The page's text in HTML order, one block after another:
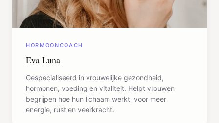
HORMOONCOACH
Eva Luna
Gespecialiseerd in vrouwelijke gezondheid,
hormonen, voeding en vitaliteit. Helpt vrouwen
begrijpen hoe hun lichaam werkt, voor meer
energie, rust en veerkracht.